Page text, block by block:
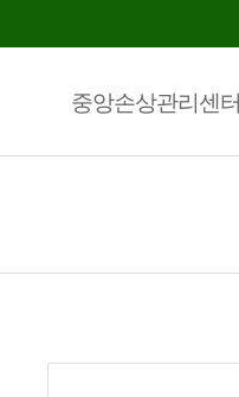
중앙손상관리센터